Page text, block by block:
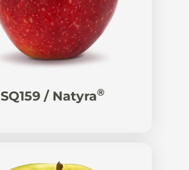
SQ159 / Natyra®